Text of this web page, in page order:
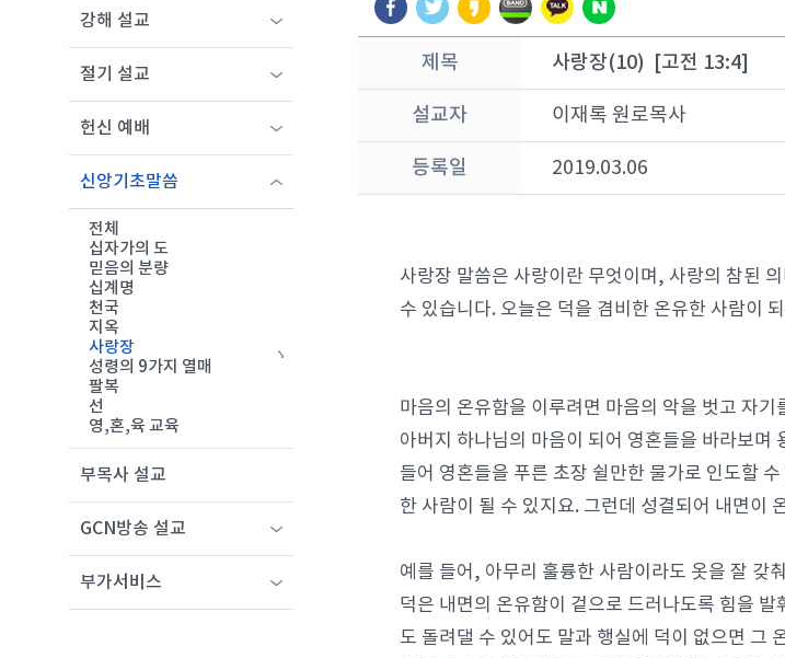
제목 사랑장(10) [고전 13:4]
설교자 이재록 원로목사
등록일 2019.03.06
사랑장 말씀은 사랑이란 무엇이며, 사랑의 참된
수 있습니다. 오늘은 덕을 겸비한 온유한 사람이
마음의 온유함을 이루려면 마음의 악을 벗고 자
아버지 하나님의 마음이 되어 영혼들을 바라보며
들어 영혼들을 푸른 초장 쉴만한 물가로 인도할
한 사람이 될 수 있지요. 그런데 성결되어 내면이
예를 들어, 아무리 훌륭한 사람이라도 옷을 잘 갖
덕은 내면의 온유함이 겉으로 드러나도록 힘을
도 돌려댈 수 있어도 말과 행실에 덕이 없으면 그
강해 설교
절기 설교
헌신 예배
신앙기초말씀
전체
십자가의 도
믿음의 분량
십계명
천국
지옥
사랑장
성령의 9가지 열매
팔복
선
영,혼,육 교육
부목사 설교
GCN방송 설교
부가서비스